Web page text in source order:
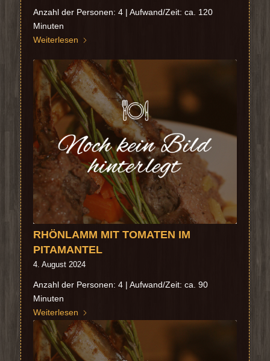
Anzahl der Personen: 4 | Aufwand/Zeit: ca. 120
Minuten
Weiterlesen
RHÖNLAMM MIT TOMATEN IM
PITAMANTEL
4. August 2024
Anzahl der Personen: 4 | Aufwand/Zeit: ca. 90
Minuten
Weiterlesen